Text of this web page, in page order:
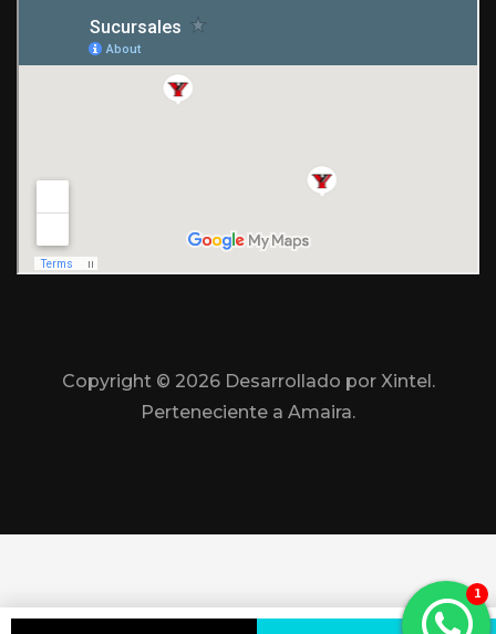
Copyright © 2026 Desarrollado por Xintel.
Perteneciente a Amaira.